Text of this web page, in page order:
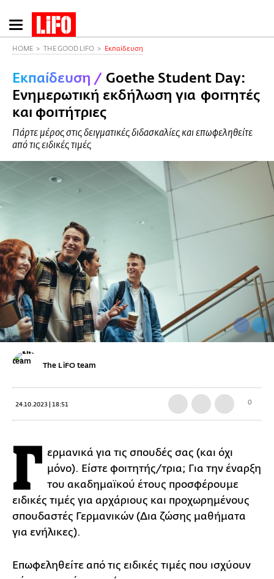
Παράκαμψη
προς
περιεχόμενο
HOME THE GOOD LIFO Εκπαίδευση
Εκπαίδευση / Goethe Student Day:
Ενημερωτική εκδήλωση για φοιτητές
και φοιτήτριες
Πάρτε μέρος στις δειγματικές διδασκαλίες και επωφεληθείτε
από τις ειδικές τιμές
The LiFO team
24.10.2023 | 18:51 0
Γ ερμανικά για τις σπουδές σας (και όχι
μόνο). Είστε φοιτητής/τρια; Για την έναρξη
του ακαδημαϊκού έτους προσφέρουμε
ειδικές τιμές για αρχάριους και προχωρημένους
σπουδαστές Γερμανικών (Δια ζώσης μαθήματα
για ενήλικες).
Επωφεληθείτε από τις ειδικές τιμές που ισχύουν